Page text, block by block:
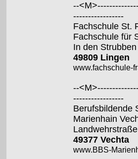
--
-----------------
Fachschule St.
Fachschule für
In den
49809 Lingen
www.fachschule-
--
-----------------
Berufsbildende
Marienhain
49377 Vechta
www.BBS-